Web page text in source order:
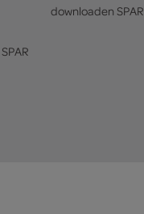
SPAR
downloaden SPAR